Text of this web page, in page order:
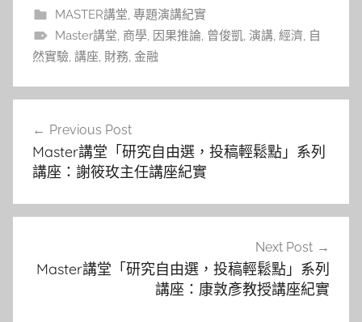
MASTER講堂, 專題演講紀實
Master講堂, 商學, 因果推論, 曾俊凱, 演講, 經濟, 自
然實驗, 講座, 財務, 金融
導
覽
Previous Post
Master講堂「研究自由選，投稿輕鬆點」系列
講座：謝筱玫主任講座紀實
Next Post
Master講堂「研究自由選，投稿輕鬆點」系列
講座：康敦彥教授講座紀實